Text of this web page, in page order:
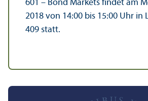
601 – Bond Markets findet am
2018 von 14:00 bis 15:00 Uhr in
409 statt.